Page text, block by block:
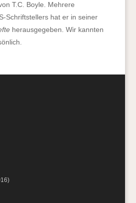
T.C. Boyle. Mehrere
Schriftstellers hat er in seiner
herausgegeben. Wir kannten